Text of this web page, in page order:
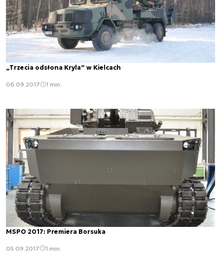
„Trzecia odsłona Kryla” w Kielcach
06.09.2017 1 min.
MSPO 2017: Premiera Borsuka
05.09.2017 1 min.